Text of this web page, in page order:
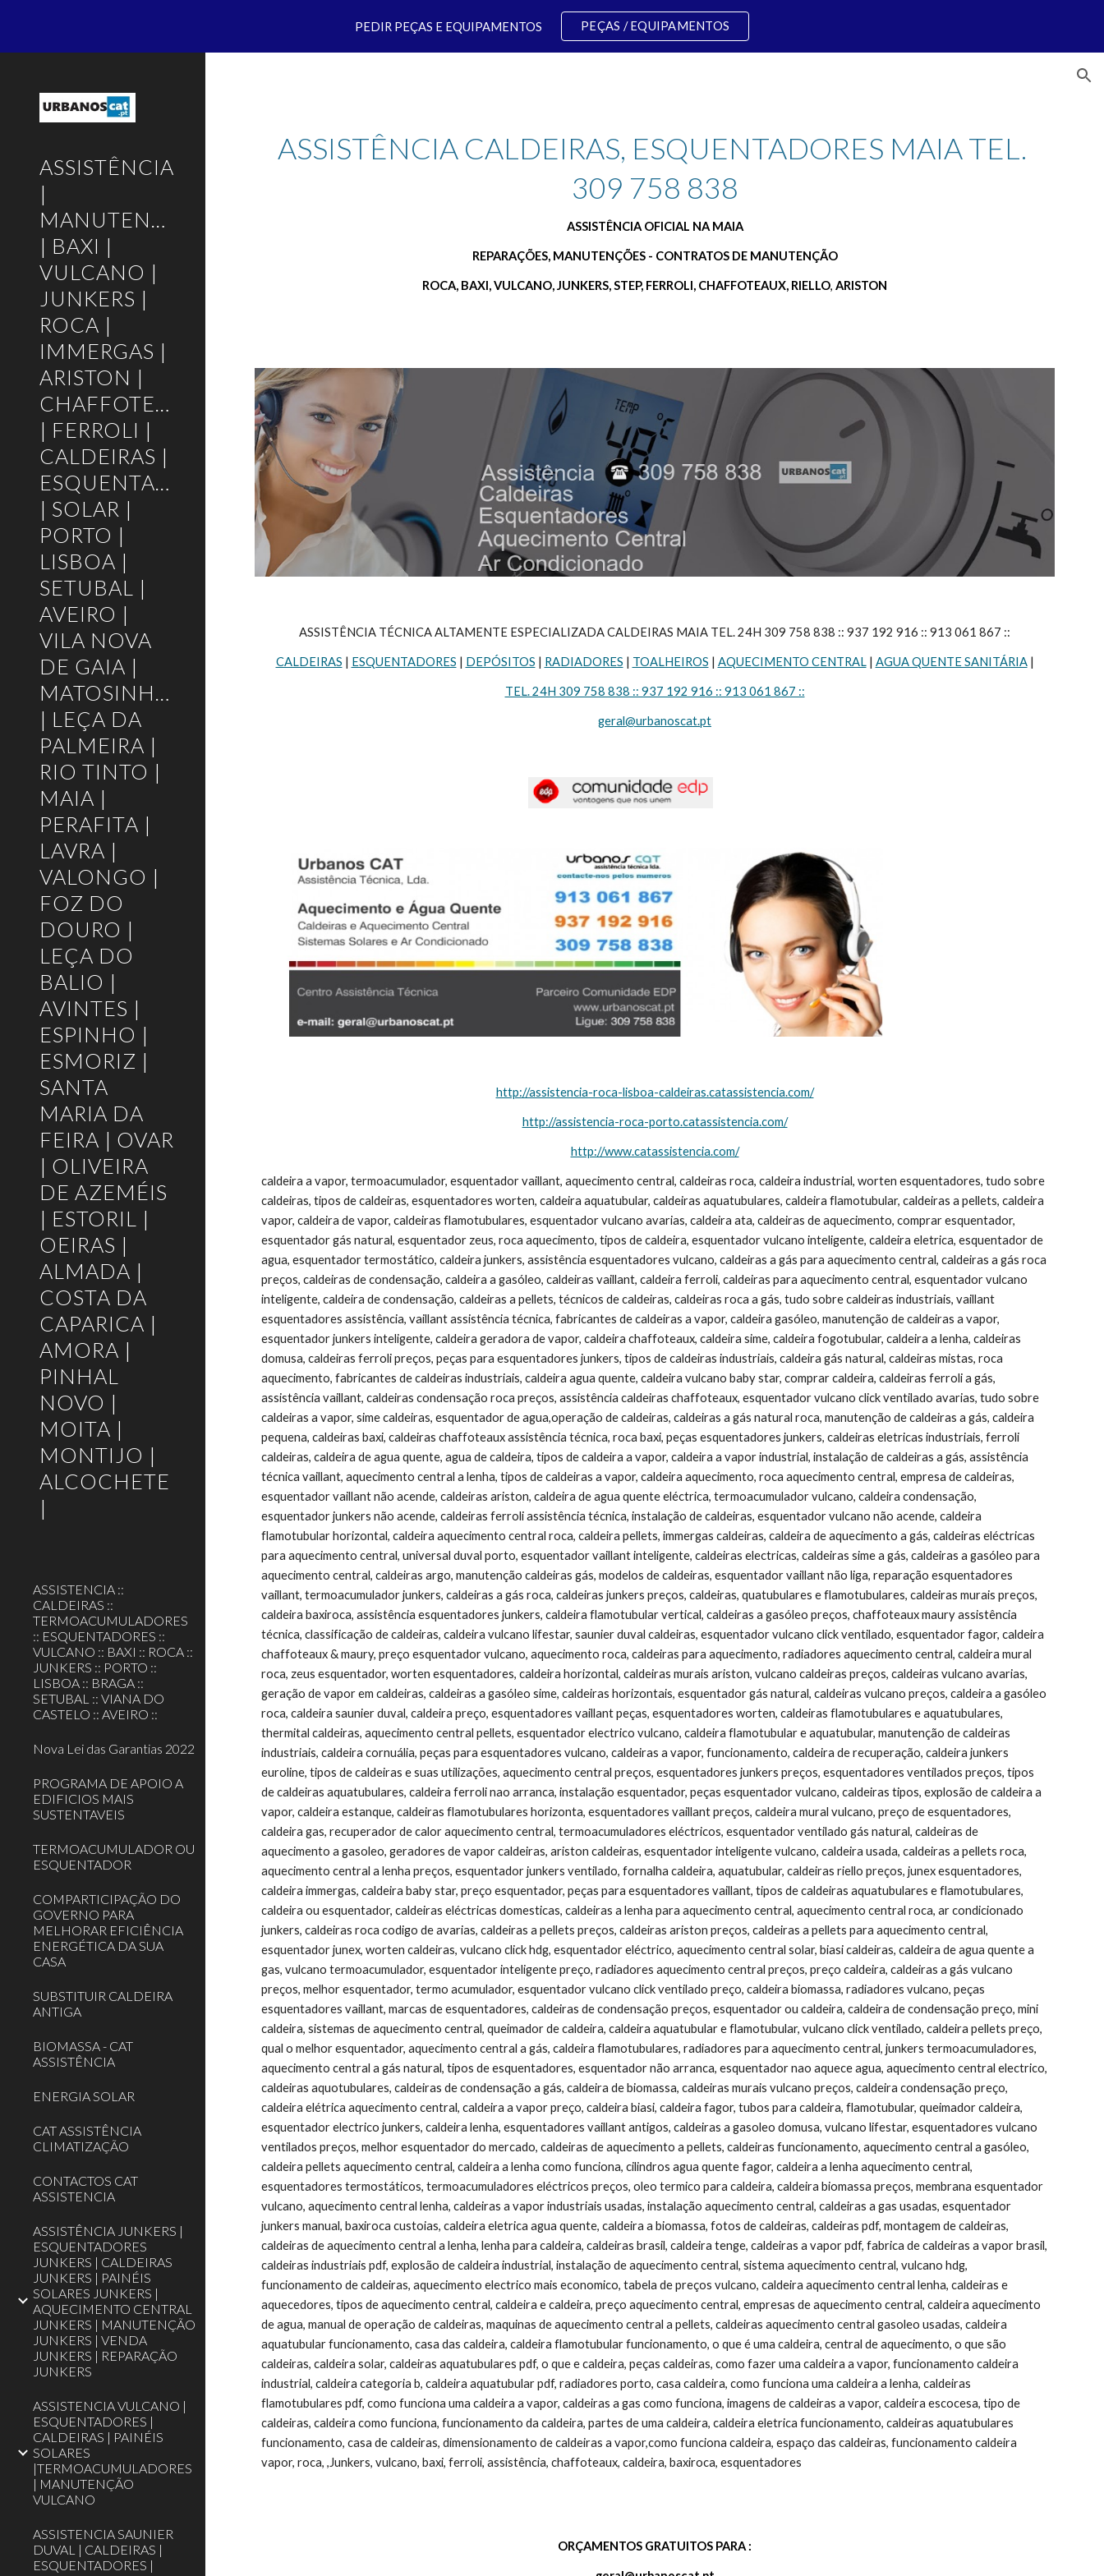
Skip to main content Skip to navigation
PEDIR PEÇAS E EQUIPAMENTOS PEÇAS / EQUIPAMENTOS
ASSISTÊNCIA
|
MANUTENÇÃO
| BAXI |
VULCANO |
JUNKERS |
ROCA |
IMMERGAS |
ARISTON |
CHAFFOTEAUX
| FERROLI |
CALDEIRAS |
ESQUENTADORES
| SOLAR |
PORTO |
LISBOA |
SETUBAL |
AVEIRO |
VILA NOVA
DE GAIA |
MATOSINHOS
| LEÇA DA
PALMEIRA |
RIO TINTO |
MAIA |
PERAFITA |
LAVRA |
VALONGO |
FOZ DO
DOURO |
LEÇA DO
BALIO |
AVINTES |
ESPINHO |
ESMORIZ |
SANTA
MARIA DA
FEIRA | OVAR
| OLIVEIRA
DE AZEMÉIS
| ESTORIL |
OEIRAS |
ALMADA |
COSTA DA
CAPARICA |
AMORA |
PINHAL
NOVO |
MOITA |
MONTIJO |
ALCOCHETE
|
ASSISTENCIA ::
CALDEIRAS ::
TERMOACUMULADORES
:: ESQUENTADORES ::
VULCANO :: BAXI :: ROCA ::
JUNKERS :: PORTO ::
LISBOA :: BRAGA ::
SETUBAL :: VIANA DO
CASTELO :: AVEIRO ::
Nova Lei das Garantias 2022
PROGRAMA DE APOIO A
EDIFICIOS MAIS
SUSTENTAVEIS
TERMOACUMULADOR OU
ESQUENTADOR
COMPARTICIPAÇÃO DO
GOVERNO PARA
MELHORAR EFICIÊNCIA
ENERGÉTICA DA SUA
CASA
SUBSTITUIR CALDEIRA
ANTIGA
BIOMASSA - CAT
ASSISTÊNCIA
ENERGIA SOLAR
CAT ASSISTÊNCIA
CLIMATIZAÇÃO
CONTACTOS CAT
ASSISTENCIA
ASSISTÊNCIA JUNKERS |
ESQUENTADORES
JUNKERS | CALDEIRAS
JUNKERS | PAINÉIS
SOLARES JUNKERS |
AQUECIMENTO CENTRAL
JUNKERS | MANUTENÇÃO
JUNKERS | VENDA
JUNKERS | REPARAÇÃO
JUNKERS
ASSISTENCIA VULCANO |
ESQUENTADORES |
CALDEIRAS | PAINÉIS
SOLARES
|TERMOACUMULADORES
| MANUTENÇÃO
VULCANO
ASSISTENCIA SAUNIER
DUVAL | CALDEIRAS |
ESQUENTADORES |
ASSISTÊNCIA CALDEIRAS, ESQUENTADORES MAIA TEL.
309 758 838
ASSISTÊNCIA OFICIAL NA MAIA
REPARAÇÕES, MANUTENÇÕES - CONTRATOS DE MANUTENÇÃO
ROCA, BAXI, VULCANO, JUNKERS, STEP, FERROLI, CHAFFOTEAUX, RIELLO, ARISTON
ASSISTÊNCIA TÉCNICA ALTAMENTE ESPECIALIZADA CALDEIRAS MAIA TEL. 24H 309 758 838 :: 937 192 916 :: 913 061 867 ::
CALDEIRAS | ESQUENTADORES | DEPÓSITOS | RADIADORES | TOALHEIROS | AQUECIMENTO CENTRAL | AGUA QUENTE SANITÁRIA |
TEL. 24H 309 758 838 :: 937 192 916 :: 913 061 867 ::
geral@urbanoscat.pt
http://assistencia-roca-lisboa-caldeiras.catassistencia.com/
http://assistencia-roca-porto.catassistencia.com/
http://www.catassistencia.com/
caldeira a vapor, termoacumulador, esquentador vaillant, aquecimento central, caldeiras roca, caldeira industrial, worten esquentadores, tudo sobre
caldeiras, tipos de caldeiras, esquentadores worten, caldeira aquatubular, caldeiras aquatubulares, caldeira flamotubular, caldeiras a pellets, caldeira
vapor, caldeira de vapor, caldeiras flamotubulares, esquentador vulcano avarias, caldeira ata, caldeiras de aquecimento, comprar esquentador,
esquentador gás natural, esquentador zeus, roca aquecimento, tipos de caldeira, esquentador vulcano inteligente, caldeira eletrica, esquentador de
agua, esquentador termostático, caldeira junkers, assistência esquentadores vulcano, caldeiras a gás para aquecimento central, caldeiras a gás roca
preços, caldeiras de condensação, caldeira a gasóleo, caldeiras vaillant, caldeira ferroli, caldeiras para aquecimento central, esquentador vulcano
inteligente, caldeira de condensação, caldeiras a pellets, técnicos de caldeiras, caldeiras roca a gás, tudo sobre caldeiras industriais, vaillant
esquentadores assistência, vaillant assistência técnica, fabricantes de caldeiras a vapor, caldeira gasóleo, manutenção de caldeiras a vapor,
esquentador junkers inteligente, caldeira geradora de vapor, caldeira chaffoteaux, caldeira sime, caldeira fogotubular, caldeira a lenha, caldeiras
domusa, caldeiras ferroli preços, peças para esquentadores junkers, tipos de caldeiras industriais, caldeira gás natural, caldeiras mistas, roca
aquecimento, fabricantes de caldeiras industriais, caldeira agua quente, caldeira vulcano baby star, comprar caldeira, caldeiras ferroli a gás,
assistência vaillant, caldeiras condensação roca preços, assistência caldeiras chaffoteaux, esquentador vulcano click ventilado avarias, tudo sobre
caldeiras a vapor, sime caldeiras, esquentador de agua,operação de caldeiras, caldeiras a gás natural roca, manutenção de caldeiras a gás, caldeira
pequena, caldeiras baxi, caldeiras chaffoteaux assistência técnica, roca baxi, peças esquentadores junkers, caldeiras eletricas industriais, ferroli
caldeiras, caldeira de agua quente, agua de caldeira, tipos de caldeira a vapor, caldeira a vapor industrial, instalação de caldeiras a gás, assistência
técnica vaillant, aquecimento central a lenha, tipos de caldeiras a vapor, caldeira aquecimento, roca aquecimento central, empresa de caldeiras,
esquentador vaillant não acende, caldeiras ariston, caldeira de agua quente eléctrica, termoacumulador vulcano, caldeira condensação,
esquentador junkers não acende, caldeiras ferroli assistência técnica, instalação de caldeiras, esquentador vulcano não acende, caldeira
flamotubular horizontal, caldeira aquecimento central roca, caldeira pellets, immergas caldeiras, caldeira de aquecimento a gás, caldeiras eléctricas
para aquecimento central, universal duval porto, esquentador vaillant inteligente, caldeiras electricas, caldeiras sime a gás, caldeiras a gasóleo para
aquecimento central, caldeiras argo, manutenção caldeiras gás, modelos de caldeiras, esquentador vaillant não liga, reparação esquentadores
vaillant, termoacumulador junkers, caldeiras a gás roca, caldeiras junkers preços, caldeiras, quatubulares e flamotubulares, caldeiras murais preços,
caldeira baxiroca, assistência esquentadores junkers, caldeira flamotubular vertical, caldeiras a gasóleo preços, chaffoteaux maury assistência
técnica, classificação de caldeiras, caldeira vulcano lifestar, saunier duval caldeiras, esquentador vulcano click ventilado, esquentador fagor, caldeira
chaffoteaux & maury, preço esquentador vulcano, aquecimento roca, caldeiras para aquecimento, radiadores aquecimento central, caldeira mural
roca, zeus esquentador, worten esquentadores, caldeira horizontal, caldeiras murais ariston, vulcano caldeiras preços, caldeiras vulcano avarias,
geração de vapor em caldeiras, caldeiras a gasóleo sime, caldeiras horizontais, esquentador gás natural, caldeiras vulcano preços, caldeira a gasóleo
roca, caldeira saunier duval, caldeira preço, esquentadores vaillant peças, esquentadores worten, caldeiras flamotubulares e aquatubulares,
thermital caldeiras, aquecimento central pellets, esquentador electrico vulcano, caldeira flamotubular e aquatubular, manutenção de caldeiras
industriais, caldeira cornuália, peças para esquentadores vulcano, caldeiras a vapor, funcionamento, caldeira de recuperação, caldeira junkers
euroline, tipos de caldeiras e suas utilizações, aquecimento central preços, esquentadores junkers preços, esquentadores ventilados preços, tipos
de caldeiras aquatubulares, caldeira ferroli nao arranca, instalação esquentador, peças esquentador vulcano, caldeiras tipos, explosão de caldeira a
vapor, caldeira estanque, caldeiras flamotubulares horizonta, esquentadores vaillant preços, caldeira mural vulcano, preço de esquentadores,
caldeira gas, recuperador de calor aquecimento central, termoacumuladores eléctricos, esquentador ventilado gás natural, caldeiras de
aquecimento a gasoleo, geradores de vapor caldeiras, ariston caldeiras, esquentador inteligente vulcano, caldeira usada, caldeiras a pellets roca,
aquecimento central a lenha preços, esquentador junkers ventilado, fornalha caldeira, aquatubular, caldeiras riello preços, junex esquentadores,
caldeira immergas, caldeira baby star, preço esquentador, peças para esquentadores vaillant, tipos de caldeiras aquatubulares e flamotubulares,
caldeira ou esquentador, caldeiras eléctricas domesticas, caldeiras a lenha para aquecimento central, aquecimento central roca, ar condicionado
junkers, caldeiras roca codigo de avarias, caldeiras a pellets preços, caldeiras ariston preços, caldeiras a pellets para aquecimento central,
esquentador junex, worten caldeiras, vulcano click hdg, esquentador eléctrico, aquecimento central solar, biasi caldeiras, caldeira de agua quente a
gas, vulcano termoacumulador, esquentador inteligente preço, radiadores aquecimento central preços, preço caldeira, caldeiras a gás vulcano
preços, melhor esquentador, termo acumulador, esquentador vulcano click ventilado preço, caldeira biomassa, radiadores vulcano, peças
esquentadores vaillant, marcas de esquentadores, caldeiras de condensação preços, esquentador ou caldeira, caldeira de condensação preço, mini
caldeira, sistemas de aquecimento central, queimador de caldeira, caldeira aquatubular e flamotubular, vulcano click ventilado, caldeira pellets preço,
qual o melhor esquentador, aquecimento central a gás, caldeira flamotubulares, radiadores para aquecimento central, junkers termoacumuladores,
aquecimento central a gás natural, tipos de esquentadores, esquentador não arranca, esquentador nao aquece agua, aquecimento central electrico,
caldeiras aquotubulares, caldeiras de condensação a gás, caldeira de biomassa, caldeiras murais vulcano preços, caldeira condensação preço,
caldeira elétrica aquecimento central, caldeira a vapor preço, caldeira biasi, caldeira fagor, tubos para caldeira, flamotubular, queimador caldeira,
esquentador electrico junkers, caldeira lenha, esquentadores vaillant antigos, caldeiras a gasoleo domusa, vulcano lifestar, esquentadores vulcano
ventilados preços, melhor esquentador do mercado, caldeiras de aquecimento a pellets, caldeiras funcionamento, aquecimento central a gasóleo,
caldeira pellets aquecimento central, caldeira a lenha como funciona, cilindros agua quente fagor, caldeira a lenha aquecimento central,
esquentadores termostáticos, termoacumuladores eléctricos preços, oleo termico para caldeira, caldeira biomassa preços, membrana esquentador
vulcano, aquecimento central lenha, caldeiras a vapor industriais usadas, instalação aquecimento central, caldeiras a gas usadas, esquentador
junkers manual, baxiroca custoias, caldeira eletrica agua quente, caldeira a biomassa, fotos de caldeiras, caldeiras pdf, montagem de caldeiras,
caldeiras de aquecimento central a lenha, lenha para caldeira, caldeiras brasil, caldeira tenge, caldeiras a vapor pdf, fabrica de caldeiras a vapor brasil,
caldeiras industriais pdf, explosão de caldeira industrial, instalação de aquecimento central, sistema aquecimento central, vulcano hdg,
funcionamento de caldeiras, aquecimento electrico mais economico, tabela de preços vulcano, caldeira aquecimento central lenha, caldeiras e
aquecedores, tipos de aquecimento central, caldeira e caldeira, preço aquecimento central, empresas de aquecimento central, caldeira aquecimento
de agua, manual de operação de caldeiras, maquinas de aquecimento central a pellets, caldeiras aquecimento central gasoleo usadas, caldeira
aquatubular funcionamento, casa das caldeira, caldeira flamotubular funcionamento, o que é uma caldeira, central de aquecimento, o que são
caldeiras, caldeira solar, caldeiras aquatubulares pdf, o que e caldeira, peças caldeiras, como fazer uma caldeira a vapor, funcionamento caldeira
industrial, caldeira categoria b, caldeira aquatubular pdf, radiadores porto, casa caldeira, como funciona uma caldeira a lenha, caldeiras
flamotubulares pdf, como funciona uma caldeira a vapor, caldeiras a gas como funciona, imagens de caldeiras a vapor, caldeira escocesa, tipo de
caldeiras, caldeira como funciona, funcionamento da caldeira, partes de uma caldeira, caldeira eletrica funcionamento, caldeiras aquatubulares
funcionamento, casa de caldeiras, dimensionamento de caldeiras a vapor,como funciona caldeira, espaço das caldeiras, funcionamento caldeira
vapor, roca, ,Junkers, vulcano, baxi, ferroli, assistência, chaffoteaux, caldeira, baxiroca, esquentadores
ORÇAMENTOS GRATUITOS PARA :